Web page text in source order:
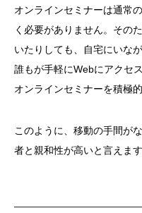
オンラインセミナーは通常
く必要がありません。その
いたりしても、自宅にいな
誰もが手軽にWebにアクセ
オンラインセミナーを積極
このように、移動の手間が
者と親和性が高いと言えます